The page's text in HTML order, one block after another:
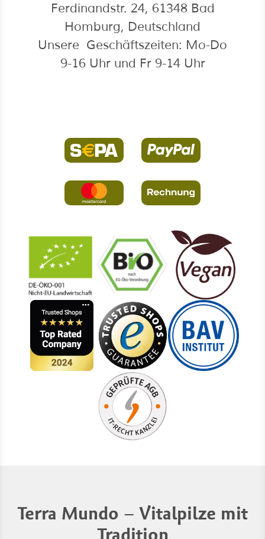
Ferdinandstr. 24, 61348 Bad
Homburg, Deutschland
Unsere Geschäftszeiten: Mo-Do
9-16 Uhr und Fr 9-14 Uhr
Terra Mundo – Vitalpilze mit